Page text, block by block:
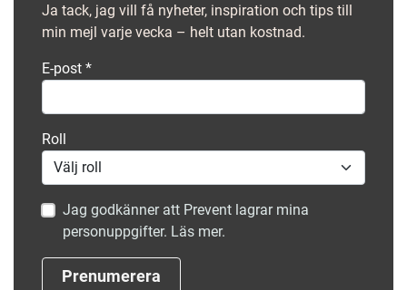
Ja tack, jag vill få nyheter, inspiration och tips till
min mejl varje vecka – helt utan kostnad.
E-post *
Roll
Jag godkänner att Prevent lagrar mina
personuppgifter. Läs mer.
Prenumerera